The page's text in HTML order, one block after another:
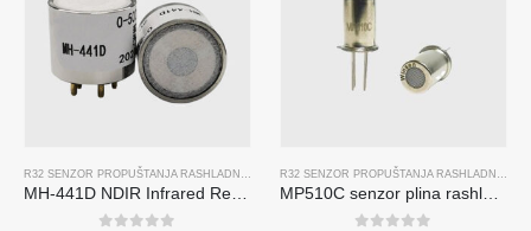
,,R134A SENZOR PROPUŠTANJA